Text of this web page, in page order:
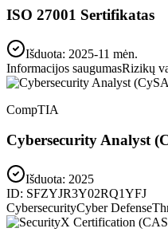
ISO 27001 Sertifikatas
Išduota: 2025-11 mėn.
Informacijos saugumasRizikų
CompTIA
Cybersecurity Analyst
Išduota: 2025
ID: SFZYJR3Y02RQ1YFJ
CybersecurityCyber Defense